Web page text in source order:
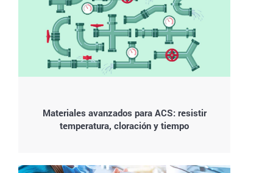
Materiales avanzados para ACS: resistir
temperatura, cloración y tiempo